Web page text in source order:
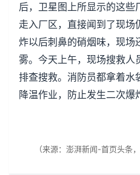
后，卫星图上所显示的这些
走入厂区，直接闻到了现
炸以后刺鼻的硝烟味，现场
雾。今天上午，现场搜救人
排查搜救。消防员都拿着水
降温作业，防止发生二次爆
（来源：澎湃新闻-首页头条